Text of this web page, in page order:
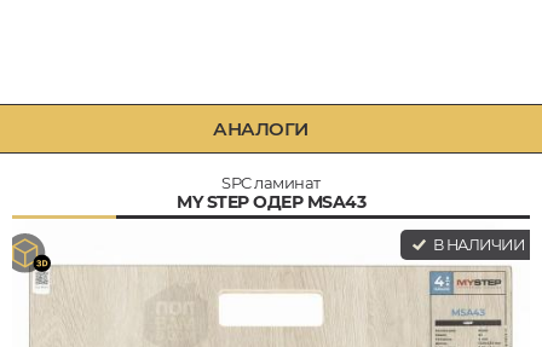
АНАЛОГИ
SPC ламинат
MY STEP ОДЕР MSA43
В НАЛИЧИИ